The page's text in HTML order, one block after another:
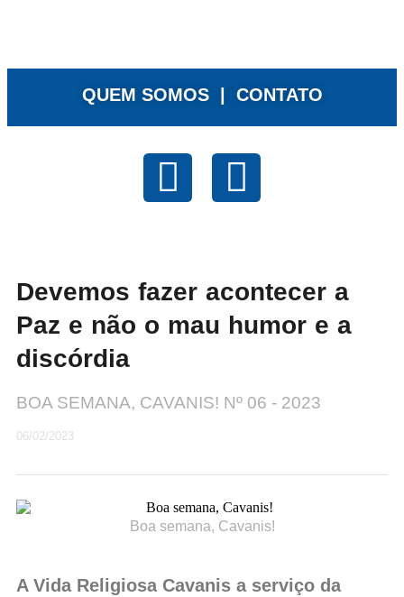
QUEM SOMOS | CONTATO
Devemos fazer acontecer a
Paz e não o mau humor e a
discórdia
BOA SEMANA, CAVANIS! Nº 06 - 2023
06/02/2023
Boa semana, Cavanis!
A Vida Religiosa Cavanis a serviço da